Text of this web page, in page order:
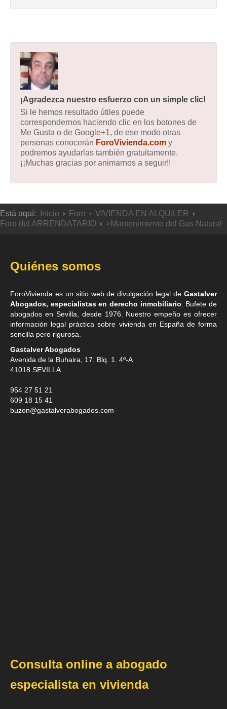
¡Agradezca nuestro esfuerzo con un simple clic!
Si le hemos resultado útiles puede
correspondernos haciendo clic en los botones de
Me Gusta o de Google+1, de ese modo otras
personas conocerán ForoVivienda.com y
podremos ayudarlas también gratuitamente.
¡¡Muchas gracias por animarnos a seguir!!
Está aquí: Inicio Foro
VIVIENDA EN ALQUILER
Foro del ARRENDATARIO
>Mantenimiento del Gas Natural
Quiénes somos
ForoVivienda es un sitio web de divulgación legal de Gastalver
Abogados, especialistas en derecho inmobiliario . Bufete de
abogados en Sevilla , desde 1976. Nuestro empeño es ofrecer
información legal práctica sobre vivienda en España de forma
sencilla pero rigurosa.
Gastalver Abogados
Avenida de la Buhaira, 17. Blq. 1. 4º-A
41018 SEVILLA
954 27 51 21
609 18 15 41
buzon@gastalverabogados.com
Consulta online a abogado
especialista en vivienda